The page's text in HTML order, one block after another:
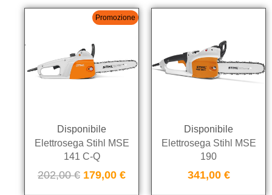
Promozione
Disponibile
Elettrosega Stihl MSE
141 C-Q
202,00€ 179,00 €
Disponibile
Elettrosega Stihl MSE
190
341,00 €